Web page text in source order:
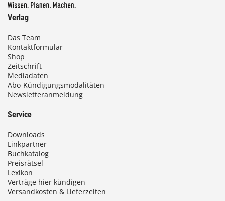
Verlag
Das Team
Kontaktformular
Shop
Zeitschrift
Mediadaten
Abo-Kündigungsmodalitäten
Newsletteranmeldung
Service
Downloads
Linkpartner
Buchkatalog
Preisrätsel
Lexikon
Verträge hier kündigen
Versandkosten & Lieferzeiten